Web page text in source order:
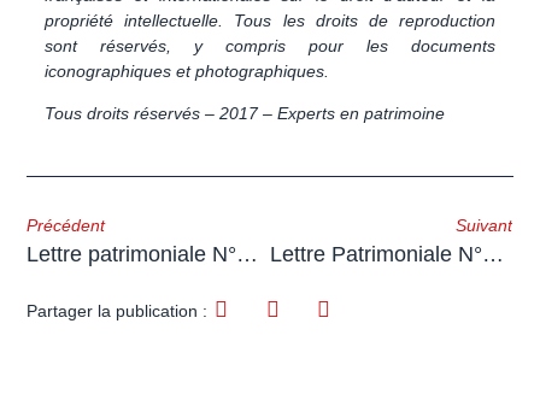
propriété intellectuelle. Tous les droits de reproduction
sont réservés, y compris pour les documents
iconographiques et photographiques.
Tous droits réservés – 2017 – Experts en patrimoine
Précédent
Lettre patrimoniale N°4 – Janvier 2017
Suivant
Lettre Patrimoniale N°5 – Mécanisme et conséquences fiscales du Prélèvement à la source
Partager la publication :